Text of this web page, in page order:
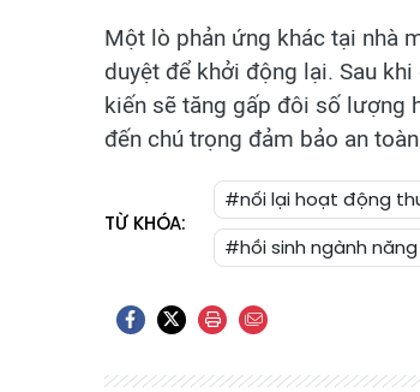
Một lò phản ứng khác tại nhà
duyệt để khởi động lại. Sau
kiến sẽ tăng gấp đôi số lượng
đến chú trọng đảm bảo an
TỪ KHÓA:
#nối lại hoạt động
#hồi sinh ngành